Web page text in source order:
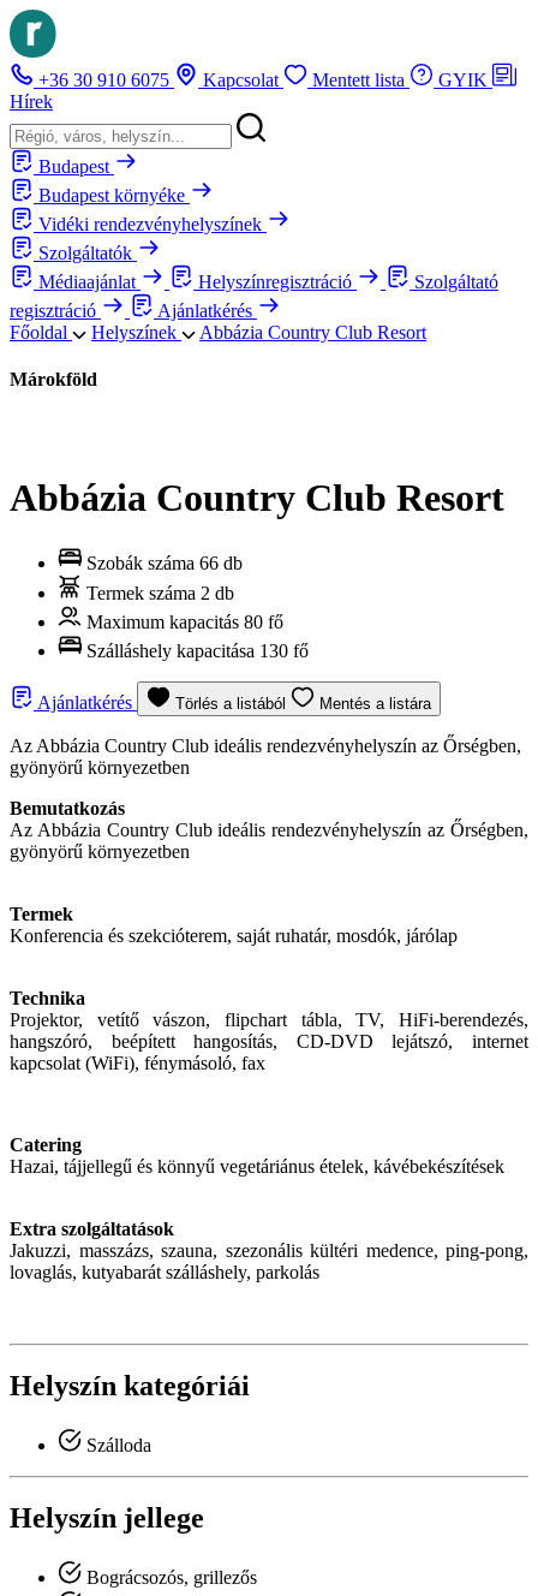
+36 30 910 6075 Kapcsolat Mentett lista
GYIK
Hírek
Budapest
Budapest környéke
Vidéki rendezvényhelyszínek
Szolgáltatók
Médiaajánlat
Helyszínregisztráció
Szolgáltató
regisztráció
Ajánlatkérés
Főoldal
Helyszínek Abbázia Country Club Resort
Márokföld
Abbázia Country Club Resort
Szobák száma 66 db
Termek száma 2 db
Maximum kapacitás 80 fő
Szálláshely kapacitása 130 fő
Ajánlatkérés Törlés a listából Mentés a listára
Az Abbázia Country Club ideális rendezvényhelyszín az Őrségben,
gyönyörű környezetben
Bemutatkozás
Az Abbázia Country Club ideális rendezvényhelyszín az Őrségben,
gyönyörű környezetben
Termek
Konferencia és szekcióterem, saját ruhatár, mosdók, járólap
Technika
Projektor, vetítő vászon, flipchart tábla, TV, HiFi-berendezés,
hangszóró, beépített hangosítás, CD-DVD lejátszó, internet
kapcsolat (WiFi), fénymásoló, fax
Catering
Hazai, tájjellegű és könnyű vegetáriánus ételek, kávébekészítések
Extra szolgáltatások
Jakuzzi, masszázs, szauna, szezonális kültéri medence, ping-pong,
lovaglás, kutyabarát szálláshely, parkolás
Helyszín kategóriái
Szálloda
Helyszín jellege
Bográcsozós, grillezős